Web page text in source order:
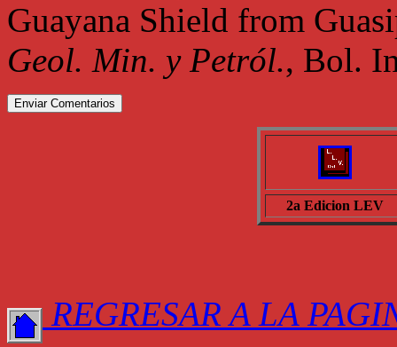
Guayana Shield from
Geol. Min. y Petról., Bol.
2a Edicion LEV
REGRESAR A LA